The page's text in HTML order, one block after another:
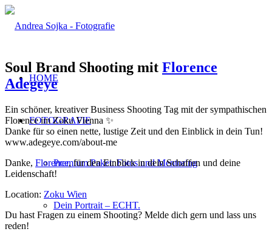
HOME
FOTOGRAFIE
Premium Paket: Fotos und Mentoring
Dein Portrait – ECHT.
Soul Brand Shooting mit Florence
Adegeye
Ein schöner, kreativer Business Shooting Tag mit der sympathischen
Florence im Zoku Vienna ✨
Danke für so einen nette, lustige Zeit und den Einblick in dein Tun!
www.adegeye.com/about-me
Danke, Florence, für den Einblick in dein Schaffen und deine
Leidenschaft!
Location: Zoku Wien
Du hast Fragen zu einem Shooting? Melde dich gern und lass uns
reden!